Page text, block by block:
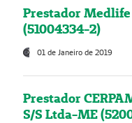
Prestador Medlife
(51004334-2)
01 de Janeiro de 2019
Prestador
S/S Ltda-ME